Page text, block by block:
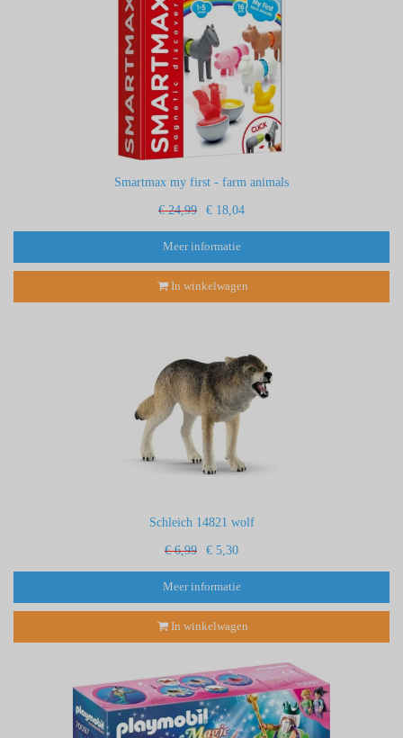
Smartmax my first - farm animals
€ 24,99 € 18,04
Meer informatie
In winkelwagen
Schleich 14821 wolf
€ 6,99 € 5,30
Meer informatie
In winkelwagen